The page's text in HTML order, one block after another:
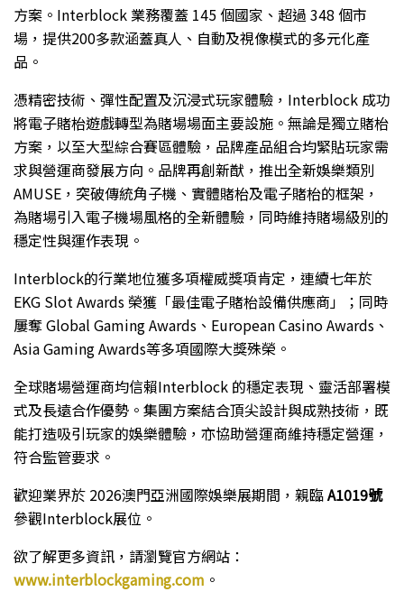
方案。Interblock 業務覆蓋 145 個國家、超過 348 個市
場，提供200多款涵蓋真人、自動及視像模式的多元化產
品。
憑精密技術、彈性配置及沉浸式玩家體驗，Interblock 成功
將電子賭枱遊戲轉型為賭場場面主要設施。無論是獨立賭枱
方案，以至大型綜合賽區體驗，品牌產品組合均緊貼玩家需
求與營運商發展方向。品牌再創新猷，推出全新娛樂類別
AMUSE，突破傳統角子機、實體賭枱及電子賭枱的框架，
為賭場引入電子機場風格的全新體驗，同時維持賭場級別的
穩定性與運作表現。
Interblock的行業地位獲多項權威獎項肯定，連續七年於
EKG Slot Awards 榮獲「最佳電子賭枱設備供應商」；同時
屢奪 Global Gaming Awards、European Casino Awards、
Asia Gaming Awards等多項國際大獎殊榮。
全球賭場營運商均信賴Interblock 的穩定表現、靈活部署模
式及長遠合作優勢。集團方案結合頂尖設計與成熟技術，既
能打造吸引玩家的娛樂體驗，亦協助營運商維持穩定營運，
符合監管要求。
歡迎業界於 2026澳門亞洲國際娛樂展期間，親臨A1019號
參觀Interblock展位。
欲了解更多資訊，請瀏覽官方網站：
www.interblockgaming.com 。